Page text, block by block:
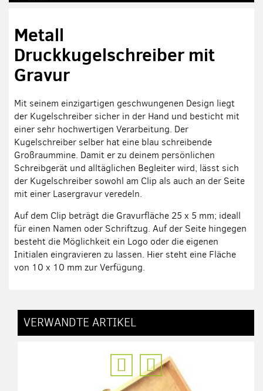
Metall
Druckkugelschreiber mit
Gravur
Mit seinem einzigartigen geschwungenen Design liegt
der Kugelschreiber sicher in der Hand und besticht mit
einer sehr hochwertigen Verarbeitung. Der
Kugelschreiber selber hat eine blau schreibende
Großraummine. Damit er zu deinem persönlichen
Schreibgerät und alltäglichen Begleiter wird, lässt sich
der Kugelschreiber sowohl am Clip als auch an der Seite
mit einer Lasergravur veredeln.
Auf dem Clip beträgt die Gravurfläche 25 x 5 mm; ideall
für einen Namen oder Schriftzug. Auf der Seite hingegen
besteht die Möglichkeit ein Logo oder die eigenen
Initialen eingravieren zu lassen. Hier steht eine Fläche
von 10 x 10 mm zur Verfügung.
VERWANDTE ARTIKEL